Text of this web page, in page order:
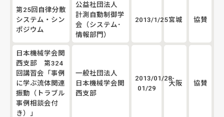
第25回自律分散
システム・シン
ポジウム
公益社団法人
計測自動制御学
会（システム･
情報部門）
2013/1/25宮城 協賛
日本機械学会関
西支部 第324
回講習会「事例
に学ぶ流体関連
振動（トラブル
事例相談会付
き）」
一般社団法人
日本機械学会関
西支部
2013/01/28-
01/29
大阪 協賛